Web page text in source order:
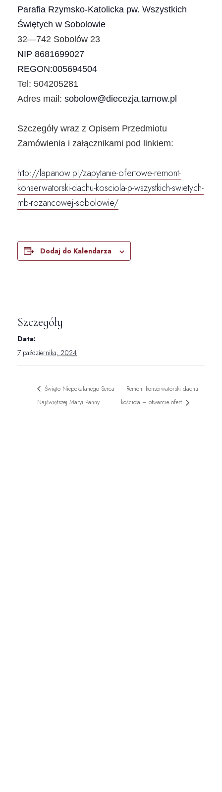
Parafia Rzymsko-Katolicka pw. Wszystkich
Świętych w Sobolowie
32—742 Sobolów 23
NIP 8681699027
REGON:005694504
Tel: 504205281
Adres mail: sobolow@diecezja.tarnow.pl
Szczegóły wraz z Opisem Przedmiotu
Zamówienia i załącznikami pod linkiem:
http://lapanow.pl/zapytanie-ofertowe-remont-
konserwatorski-dachu-kosciola-p-wszystkich-swietych-
mb-rozancowej-sobolowie/
Dodaj do Kalendarza
Szczegóły
Data:
7 października, 2024
Święto Niepokalanego Serca
Najświętszej Maryi Panny
Remont konserwatorski dachu
kościoła – otwarcie ofert